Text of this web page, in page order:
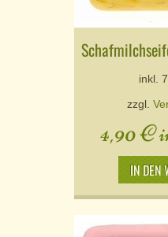
inkl.
zzgl.
4,90€
IN DEN